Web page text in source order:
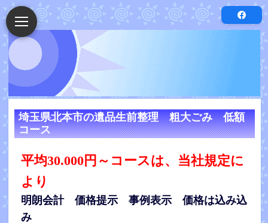
埼玉県北本市の遺品生前整理 粗大ごみ 低額
コース
平均30.000円～コースは、当社規定に
より
明朗会計 価格提示 事例表示 価格は込み込
み